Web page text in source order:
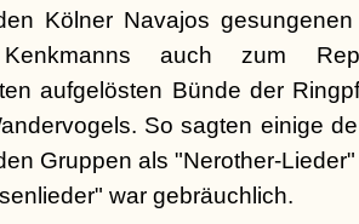
Kölner Navajos
Kenkmanns auch zum
aufgelösten Bünde der
So sagten einige
Gruppen als "Nerother-
war gebräuchlich.